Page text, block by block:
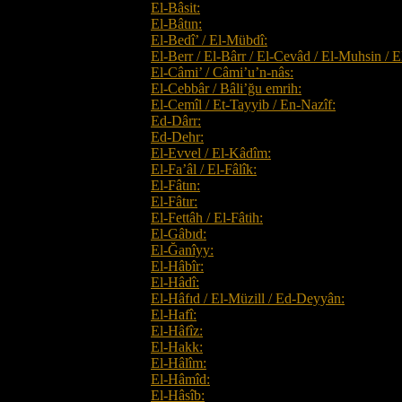
El-Bâsit:
El-Bâtın:
El-Bedî’ / El-Mübdî:
El-Berr / El-Bârr / El-Cevâd / El-Muhsin /
El-Câmi’ / Câmi’u’n-nâs:
El-Cebbâr / Bâli’ğu emrih:
El-Cemîl / Et-Tayyib / En-Nazîf:
Ed-Dârr:
Ed-Dehr:
El-Evvel / El-Kâdîm:
El-Fa’âl / El-Fâlîk:
El-Fâtın:
El-Fâtır:
El-Fettâh / El-Fâtih:
El-Gâbıd:
El-Ğanîyy:
El-Hâbîr:
El-Hâdî:
El-Hâfıd / El-Müzill / Ed-Deyyân:
El-Hafî:
El-Hâfîz:
El-Hakk:
El-Hâlîm:
El-Hâmîd:
El-Hâsîb: